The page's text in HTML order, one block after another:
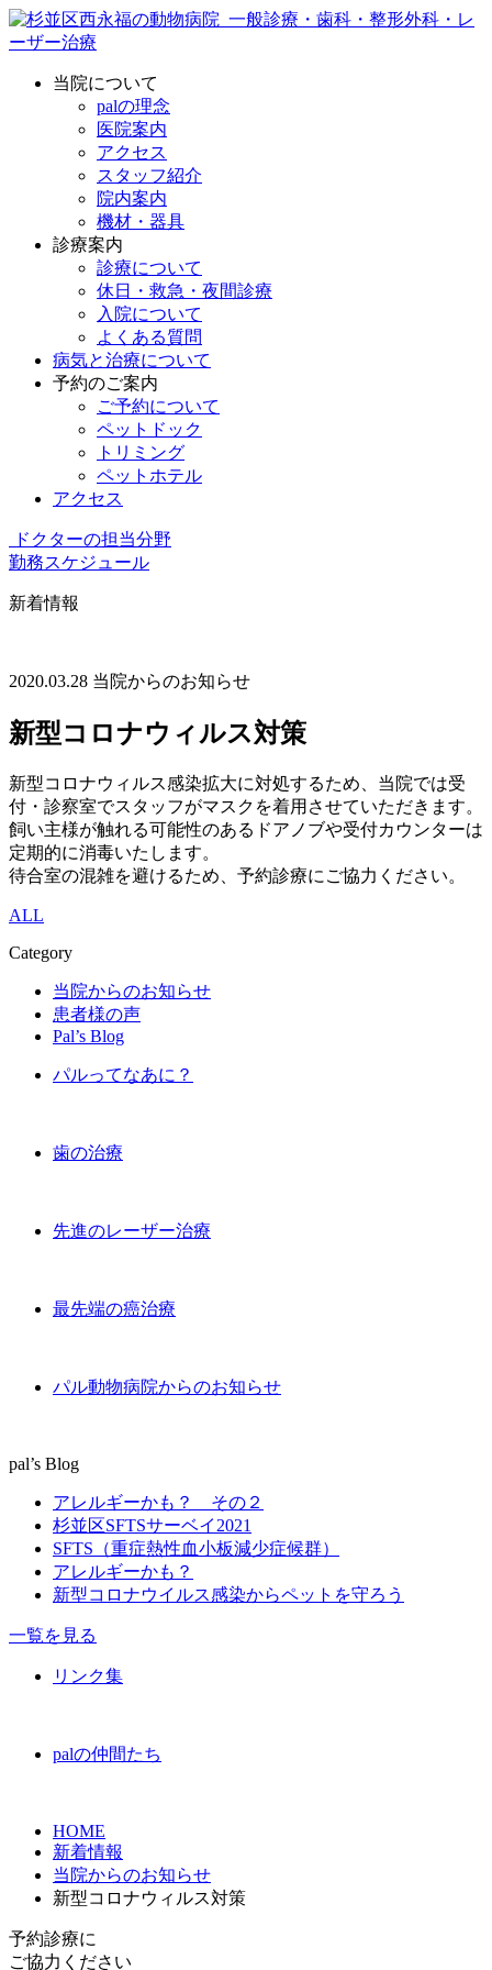
当院について
palの理念
医院案内
アクセス
スタッフ紹介
院内案内
機材・器具
診療案内
診療について
休日・救急・夜間診療
入院について
よくある質問
病気と治療について
予約のご案内
ご予約について
ペットドック
トリミング
ペットホテル
アクセス
ドクターの担当分野
勤務スケジュール
新着情報
2020.03.28 当院からのお知らせ
新型コロナウィルス対策
新型コロナウィルス感染拡大に対処するため、当院では受
付・診察室でスタッフがマスクを着用させていただきます。
飼い主様が触れる可能性のあるドアノブや受付カウンターは
定期的に消毒いたします。
待合室の混雑を避けるため、予約診療にご協力ください。
ALL
Category
当院からのお知らせ
患者様の声
Pal’s Blog
パルってなあに？
歯の治療
先進のレーザー治療
最先端の癌治療
パル動物病院からのお知らせ
pal’s Blog
アレルギーかも？ その２
杉並区SFTSサーベイ2021
SFTS（重症熱性血小板減少症候群）
アレルギーかも？
新型コロナウイルス感染からペットを守ろう
一覧を見る
リンク集
palの仲間たち
HOME
新着情報
当院からのお知らせ
新型コロナウィルス対策
予約診療に
ご協力ください